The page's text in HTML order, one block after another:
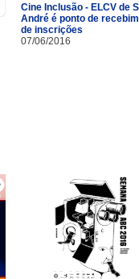
Cine Inclusão - ELCV de
André é ponto de
de inscrições
07/06/2016